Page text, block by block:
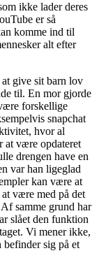
ikke lader deres
er så
komme ind til
alt efter
give sit barn lov
til. En mor gjorde
forskellige
snapchat
hvor al
at være opdateret
drengen have en
var han ligeglad
kan være at
være med på det
samme grund har
slået den funktion
Vi mener ikke,
befinder sig på et